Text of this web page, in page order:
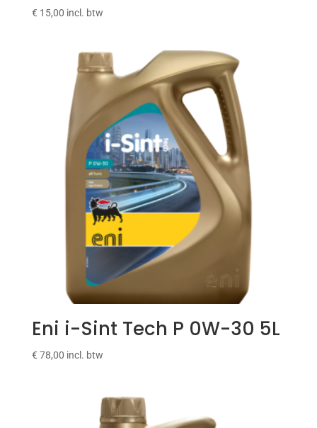
€ 15,00 incl. btw
Eni i-Sint Tech P 0W-30 5L
€ 78,00 incl. btw